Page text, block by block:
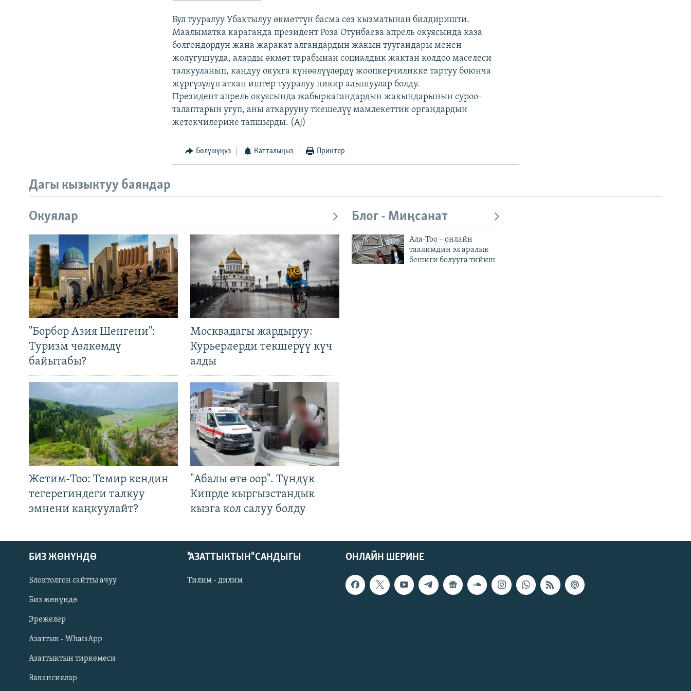
Русский
ОНЛАЙН ШЕРИНЕ
Бул тууралуу Убактылуу өкмөттүн басма сөз кызматынан билдиришти.
Маалыматка караганда президент Роза Отунбаева апрель окуясында каза
болгондордун жана жаракат алгандардын жакын туугандары менен
жолугушууда, аларды өкмөт тарабынан социалдык жактан колдоо маселеси
талкууланып, кандуу окуяга күнөөлүүлөрдү жоопкерчиликке тартуу боюнча
жүргүзүлүп аткан иштер тууралуу пикир алышуулар болду.
Президент апрель окуясында жабыркагандардын жакындарынын суроо-
талаптарын угуп, аны аткарууну тиешелүү мамлекеттик органдардын
жетекчилерине тапшырды. (AJ)
Бөлүшүңүз Катталыңыз Принтер
Дагы кызыктуу баяндар
Окуялар
"Борбор Азия Шенгени":
Туризм чөлкөмдү
байытабы?
Москвадагы жардыруу:
Курьерлерди текшерүү күч
алды
Жетим-Тоо: Темир кендин
тегерегиндеги талкуу
эмнени каңкуулайт?
"Абалы өтө оор". Түндүк
Кипрде кыргызстандык
кызга кол салуу болду
Блог - Миңсанат
Ала-Тоо – онлайн
таалимдин эл аралык
бешиги болууга тийиш
ОНЛАЙН ШЕРИНЕ
БИЗ ЖӨНҮНДӨ
Блоктолгон сайтты ачуу
Биз жөнүндө
Эрежелер
Азаттык - WhatsApp
Азаттыктын тиркемеси
Вакансиялар
"АЗАТТЫКТЫН" САНДЫГЫ
Тилим - дилим